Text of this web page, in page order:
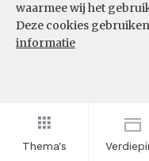
Thema's
waarmee wij het
Deze cookies
informatie